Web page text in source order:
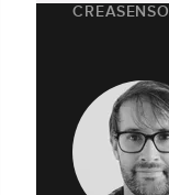
CREASENSO